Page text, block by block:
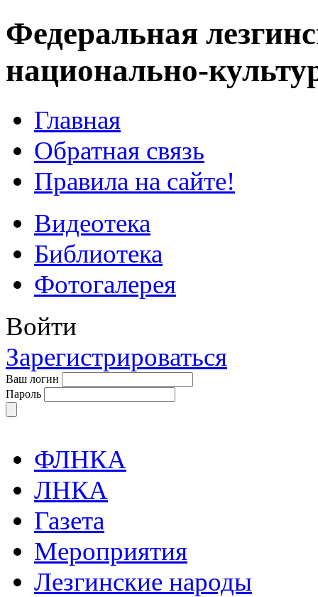
Федеральная
национально-
Главная
Обратная связь
Правила на сайте!
Видеотека
Библиотека
Фотогалерея
Войти
Зарегистрироваться
Ваш логин
Пароль
ФЛНКА
ЛНКА
Газета
Мероприятия
Лезгинские народы